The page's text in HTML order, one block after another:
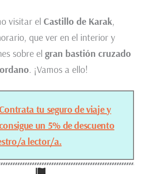
visitar el Castillo de Karak,
que ver en el interior y
sobre el gran bastión cruzado
. ¡Vamos a ello!
tu seguro de viaje y
un 5% de descuento
a lector/a.